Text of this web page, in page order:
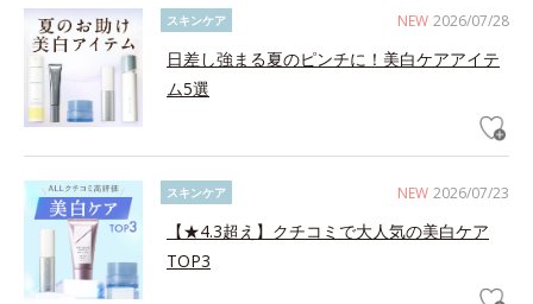
NEW 2026/07/28
スキンケア
日差し強まる夏のピンチに！美白ケアアイテ
ム5選
NEW 2026/07/23
スキンケア
【★4.3超え】クチコミで大人気の美白ケア
TOP3